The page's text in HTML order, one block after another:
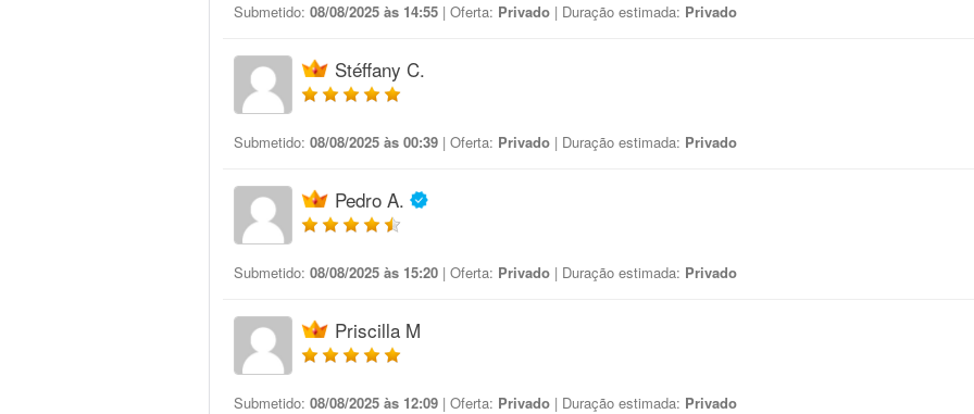
Submetido: 08/08/2025 às 14:55 | Oferta: Privado | Duração estimada: Privado
Stéffany C.
Submetido: 08/08/2025 às 00:39 | Oferta: Privado | Duração estimada: Privado
Pedro A.
Submetido: 08/08/2025 às 15:20 | Oferta: Privado | Duração estimada: Privado
Priscilla M
Submetido: 08/08/2025 às 12:09 | Oferta: Privado | Duração estimada: Privado